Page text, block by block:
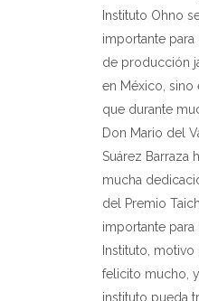
Instituto Ohno
importante para
de producción
en México, sino
que durante
Don Mario del
Suárez Barraza
mucha
del Premio
importante para
Instituto,
felicito mucho,
instituto pueda